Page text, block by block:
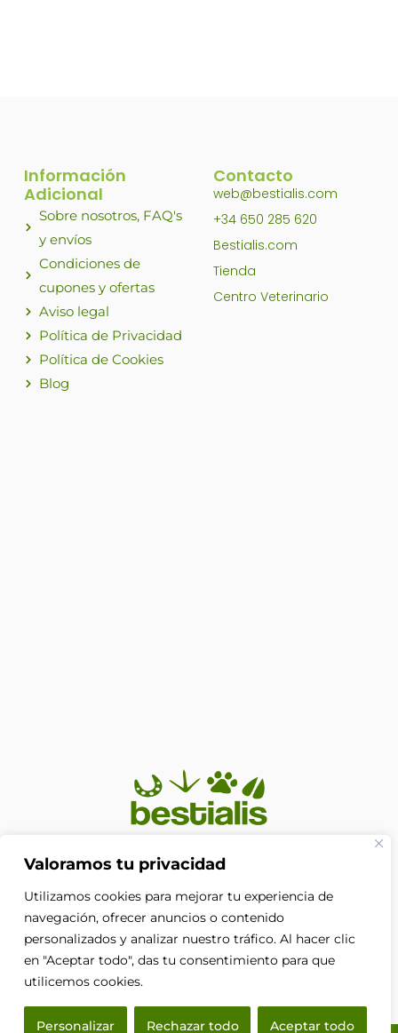
Valoramos tu privacidad
Utilizamos cookies para mejorar tu experiencia de
navegación, ofrecer anuncios o contenido
personalizados y analizar nuestro tráfico. Al hacer clic
en "Aceptar todo", das tu consentimiento para que
utilicemos cookies.
Personalizar Rechazar todo Aceptar todo
En Bestialis unimos calidad, confianza y pasión por los
merecen. Porque su bienestar no es solo nuestra
prioridad, es nuestra razón de ser.
F
a
c
Información
Adicional
Sobre nosotros, FAQ's
y envíos
Condiciones de
cupones y ofertas
Aviso legal
Política de Privacidad
Política de Cookies
Blog
Contacto
web@bestialis.com
+34 650 285 620
Bestialis.com
Tienda
Centro Veterinario